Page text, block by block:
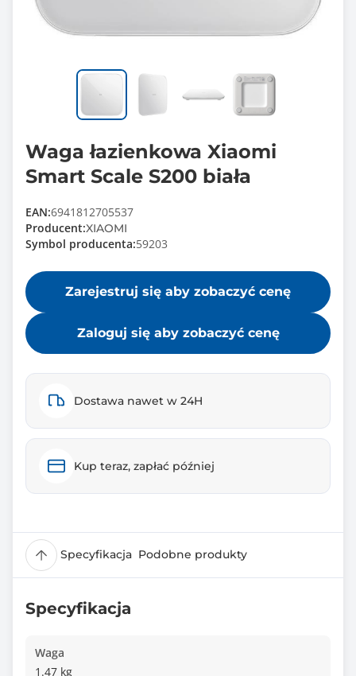
Waga łazienkowa Xiaomi
Smart Scale S200 biała
EAN:6941812705537
Producent:XIAOMI
Symbol producenta:59203
Zarejestruj się aby zobaczyć cenę
Zaloguj się aby zobaczyć cenę
Dostawa nawet w 24H
Kup teraz, zapłać później
Specyfikacja Podobne produkty
Specyfikacja
Waga
1.47 kg